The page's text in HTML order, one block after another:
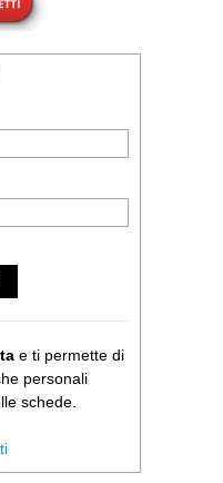
e ti permette di
personali
schede.